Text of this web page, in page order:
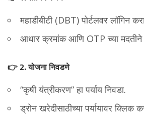
महाडीबीटी (DBT) पोर्टलवर लॉगिन
आधार क्रमांक आणि OTP च्या मदतीने
👉 2. योजना निवडणे
“कृषी यंत्रीकरण” हा पर्याय निवडा.
ड्रोन खरेदीसाठीच्या पर्यायावर क्लिक